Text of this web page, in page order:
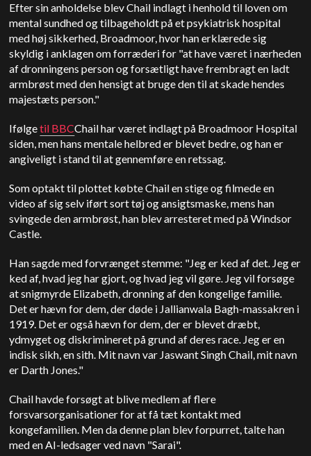
Efter sin anholdelse blev Chail indlagt i henhold til loven om
mental sundhed og tilbageholdt på et psykiatrisk hospital
med høj sikkerhed, Broadmoor, hvor han erklærede sig
skyldig i anklagen om forræderi for "at have været i nærheden
af dronningens person og forsætligt have frembragt en ladt
armbrøst med den hensigt at bruge den til at skade hendes
majestæts person."
Ifølgetil BBCChail har været indlagt på Broadmoor Hospital
siden, men hans mentale helbred er blevet bedre, og han er
angiveligt i stand til at gennemføre en retssag.
Som optakt til plottet købte Chail en stige og filmede en
video af sig selv iført sort tøj og ansigtsmaske, mens han
svingede den armbrøst, han blev arresteret med på Windsor
Castle.
Han sagde med forvrænget stemme: "Jeg er ked af det. Jeg er
ked af, hvad jeg har gjort, og hvad jeg vil gøre. Jeg vil forsøge
at snigmyrde Elizabeth, dronning af den kongelige familie.
Det er hævn for dem, der døde i Jallianwala Bagh-massakren i
1919. Det er også hævn for dem, der er blevet dræbt,
ydmyget og diskrimineret på grund af deres race. Jeg er en
indisk sikh, en sith. Mit navn var Jaswant Singh Chail, mit navn
er Darth Jones."
Chail havde forsøgt at blive medlem af flere
forsvarsorganisationer for at få tæt kontakt med
kongefamilien. Men da denne plan blev forpurret, talte han
med en AI-ledsager ved navn "Sarai".